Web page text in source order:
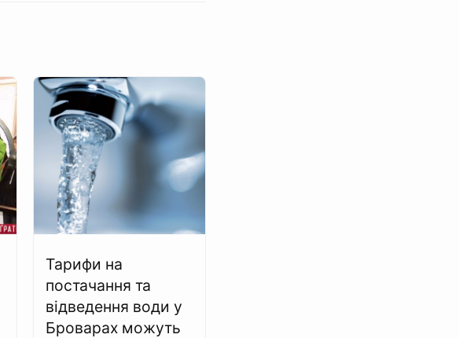
Тарифи на
постачання та
відведення води у
Броварах можуть